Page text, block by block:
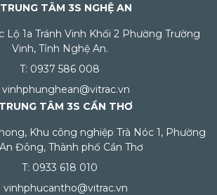
TRUNG TÂM 3S NGHỆ AN
Lộ 1a Tránh Vinh Khối 2 Phường Trường
Vinh, Tỉnh Nghệ An.
T: 0937 586 008
vinhphunghean@vitrac.vn
TRUNG TÂM 3S CẦN THƠ
Khu công nghiệp Trà Nóc 1, Phường
Đông, Thành phố Cần Thơ
T: 0933 618 010
vinhphucantho@vitrac.vn